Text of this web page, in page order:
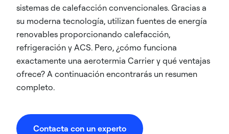
sistemas de calefacción convencionales. Gracias a
su moderna tecnología, utilizan fuentes de energía
renovables proporcionando calefacción,
refrigeración y ACS. Pero, ¿cómo funciona
exactamente una aerotermia Carrier y qué ventajas
ofrece? A continuación encontrarás un resumen
completo.
Contacta con un experto